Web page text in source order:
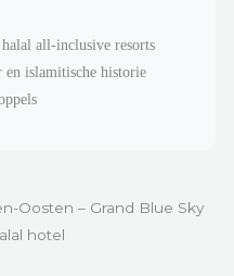
all-inclusive resorts
islamitische historie